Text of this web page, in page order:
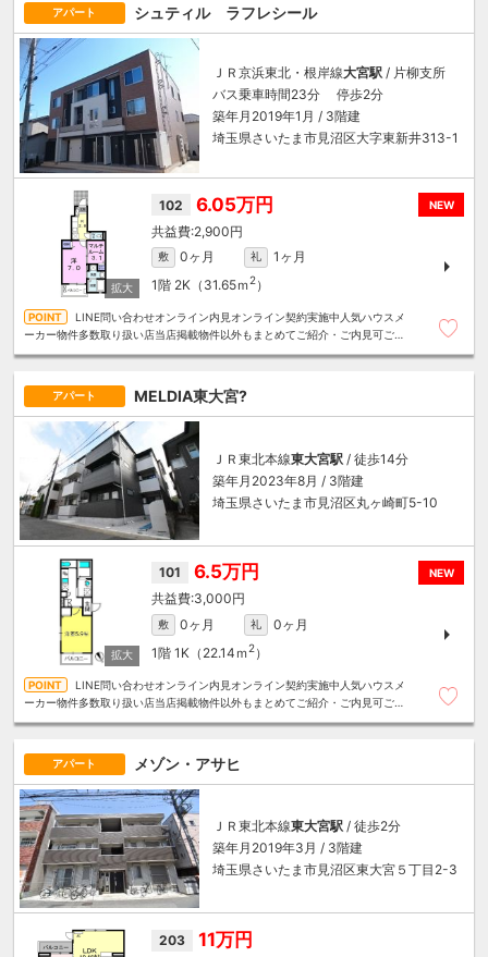
アパート シュティル ラフレシール
ＪＲ京浜東北・根岸線大宮駅 / 片柳支所
バス乗車時間23分 停歩2分
築年月2019年1月 / 3階建
埼玉県さいたま市見沼区大字東新井313-1
NEW
102 6.05万円
2,900円
敷 0ヶ月 礼
1ヶ月
1階 2K（31.65ｍ 2）
LINE問い合わせオンライン内見オンライン契約実施中人気ハウスメ
ーカー物件多数取り扱い店当店掲載物件以外もまとめてご紹介・ご内見可ご予
アパート MELDIA東大宮?
ＪＲ東北本線東大宮駅 / 徒歩14分
築年月2023年8月 / 3階建
埼玉県さいたま市見沼区丸ヶ崎町5-10
NEW
101 6.5万円
3,000円
敷 0ヶ月 礼
0ヶ月
1階 1K（22.14ｍ 2）
LINE問い合わせオンライン内見オンライン契約実施中人気ハウスメ
ーカー物件多数取り扱い店当店掲載物件以外もまとめてご紹介・ご内見可ご予
アパート メゾン・アサヒ
ＪＲ東北本線東大宮駅 / 徒歩2分
築年月2019年3月 / 3階建
埼玉県さいたま市見沼区東大宮５丁目2-3
203 11万円